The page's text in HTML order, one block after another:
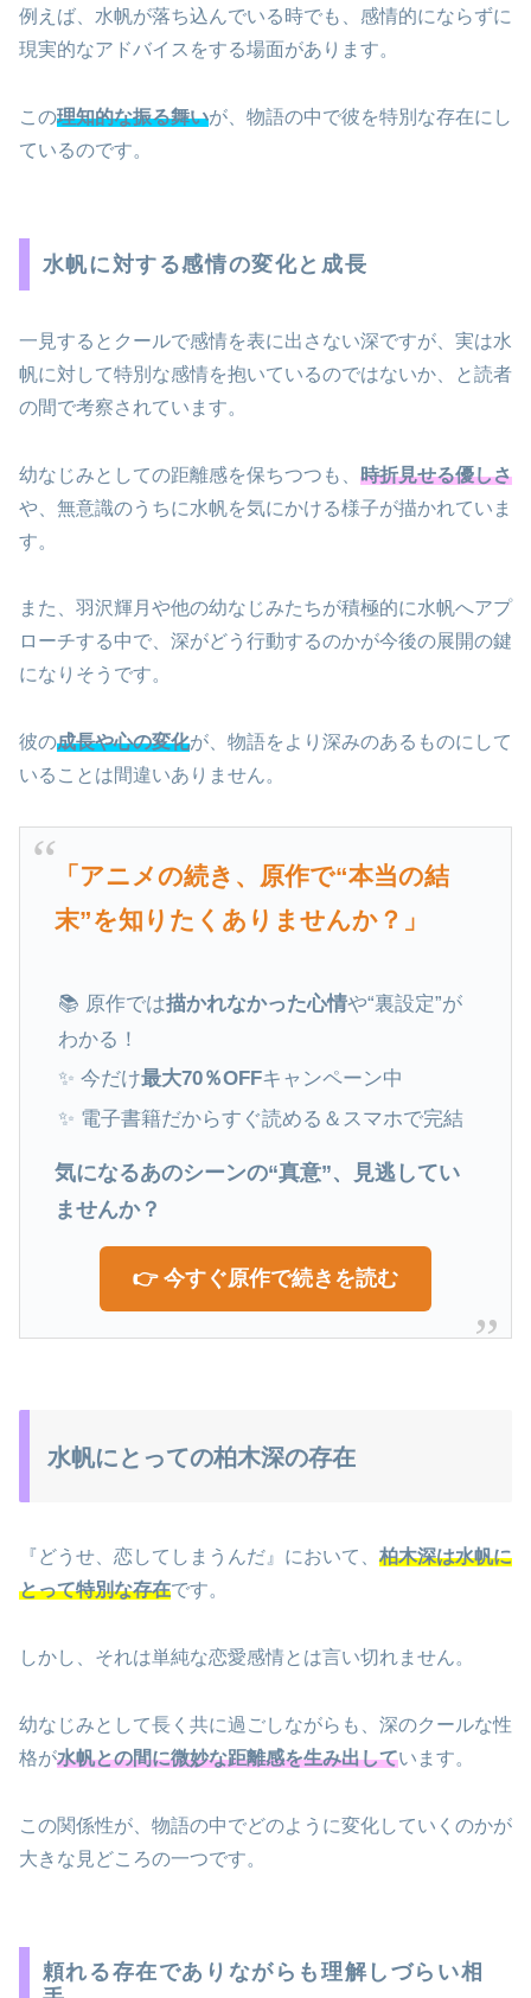
例えば、水帆が落ち込んでいる時でも、感情的にならずに
現実的なアドバイスをする場面があります。
この理知的な振る舞いが、物語の中で彼を特別な存在にし
ているのです。
水帆に対する感情の変化と成長
一見するとクールで感情を表に出さない深ですが、実は水
帆に対して特別な感情を抱いているのではないか、と読者
の間で考察されています。
幼なじみとしての距離感を保ちつつも、 時折見せる優しさ
や、無意識のうちに水帆を気にかける様子が描かれていま
す。
また、羽沢輝月や他の幼なじみたちが積極的に水帆へアプ
ローチする中で、深がどう行動するのかが今後の展開の鍵
になりそうです。
彼の成長や心の変化が、物語をより深みのあるものにして
いることは間違いありません。
「アニメの続き、原作で“本当の結
末”を知りたくありませんか？」
📚 原作では描かれなかった心情や“裏設定”が
わかる！
✨ 今だけ最大70％OFFキャンペーン中
✨ 電子書籍だからすぐ読める＆スマホで完結
気になるあのシーンの“真意”、見逃してい
ませんか？
👉 今すぐ原作で続きを読む
水帆にとっての柏木深の存在
『どうせ、恋してしまうんだ』において、 柏木深は水帆に
とって特別な存在です。
しかし、それは単純な恋愛感情とは言い切れません。
幼なじみとして長く共に過ごしながらも、深のクールな性
格が水帆との間に微妙な距離感を生み出しています。
この関係性が、物語の中でどのように変化していくのかが
大きな見どころの一つです。
頼れる存在でありながらも理解しづらい相